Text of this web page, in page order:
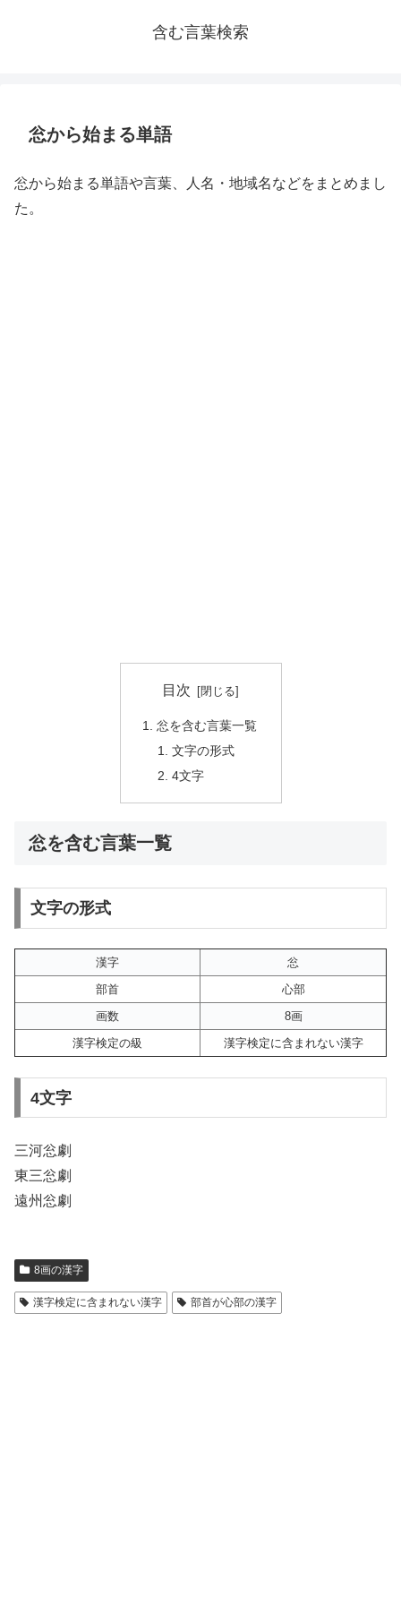
含む言葉検索
忩から始まる単語
忩から始まる単語や言葉、人名・地域名などをまとめまし
た。
目次
忩を含む言葉一覧
文字の形式
4文字
忩を含む言葉一覧
文字の形式
漢字
忩
部首
心部
画数
8画
漢字検定の級
漢字検定に含まれない漢字
4文字
三河忩劇
東三忩劇
遠州忩劇
8画の漢字
漢字検定に含まれない漢字 部首が心部の漢字